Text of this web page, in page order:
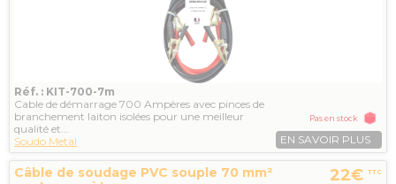
Réf. : KIT-700-7m
Cable de démarrage 700 Ampères avec pinces de
branchement laiton isolées pour une meilleur
qualité et...
Soudo Metal
Pas en stock
EN SAVOIR PLUS
Câble de soudage PVC souple 70 mm²
22€ TTC